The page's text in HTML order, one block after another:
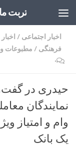
تربت ما
اخبار اجتماعی /
فرهنگی / مطبوعات و
۰
حیدری در
وام و امتیاز
یک بانک